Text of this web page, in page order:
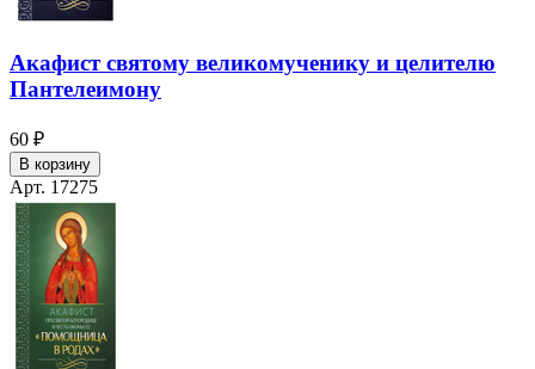
Акафист святому великомученику и целителю
Пантелеимону
60 ₽
В корзину
Арт. 17275